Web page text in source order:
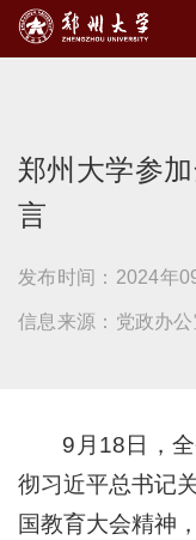
郑州大学参
言
发布时间：2024年
信息来源：党政办公
9月18日，
彻习近平总书记
国教育大会精神